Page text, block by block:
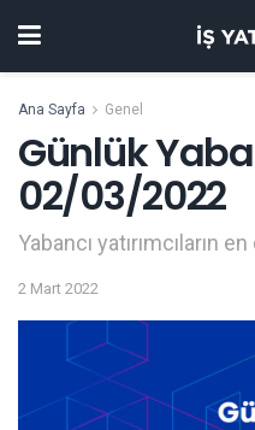
Ana Sayfa Genel
Günlük
02/03/2022
Yabancı yatırımcıların
2 Mart 2022